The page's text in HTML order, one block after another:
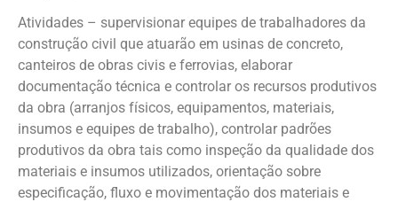
Atividades – supervisionar equipes de trabalhadores da
construção civil que atuarão em usinas de concreto,
canteiros de obras civis e ferrovias, elaborar
documentação técnica e controlar os recursos produtivos
da obra (arranjos físicos, equipamentos, materiais,
insumos e equipes de trabalho), controlar padrões
produtivos da obra tais como inspeção da qualidade dos
materiais e insumos utilizados, orientação sobre
especificação, fluxo e movimentação dos materiais e